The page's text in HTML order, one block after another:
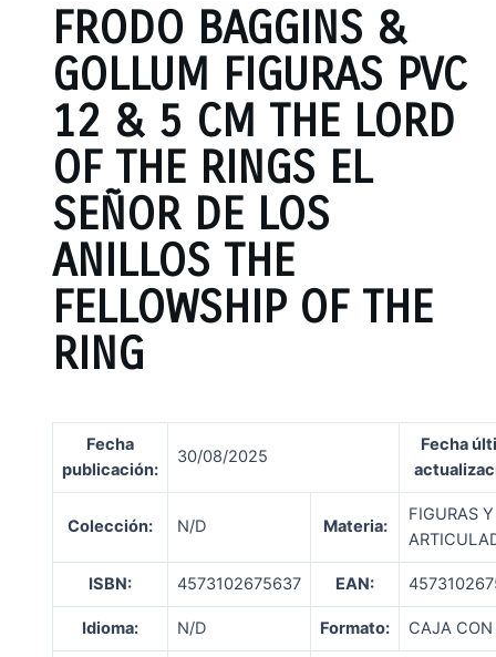
FRODO BAGGINS &
GOLLUM FIGURAS PVC
12 & 5 CM THE LORD
OF THE RINGS EL
SEÑOR DE LOS
ANILLOS THE
FELLOWSHIP OF THE
RING
Fecha
publicación:
30/08/2025
Fecha
Colección: N/D Materia:
FIGURAS
ISBN: 4573102675637 EAN:
Idioma: N/D Formato: CAJA